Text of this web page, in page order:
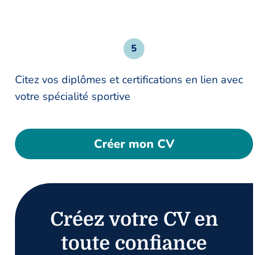
Citez vos diplômes et certifications en lien avec
votre spécialité sportive
Créer mon CV
Créez votre CV en
toute confiance